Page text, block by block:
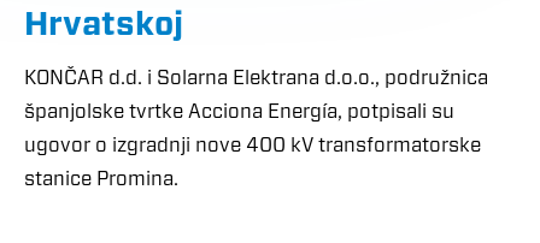
Hrvatskoj
KONČAR d.d. i Solarna Elektrana d.o.o., podružnica
španjolske tvrtke Acciona Energía, potpisali su
ugovor o izgradnji nove 400 kV transformatorske
stanice Promina.